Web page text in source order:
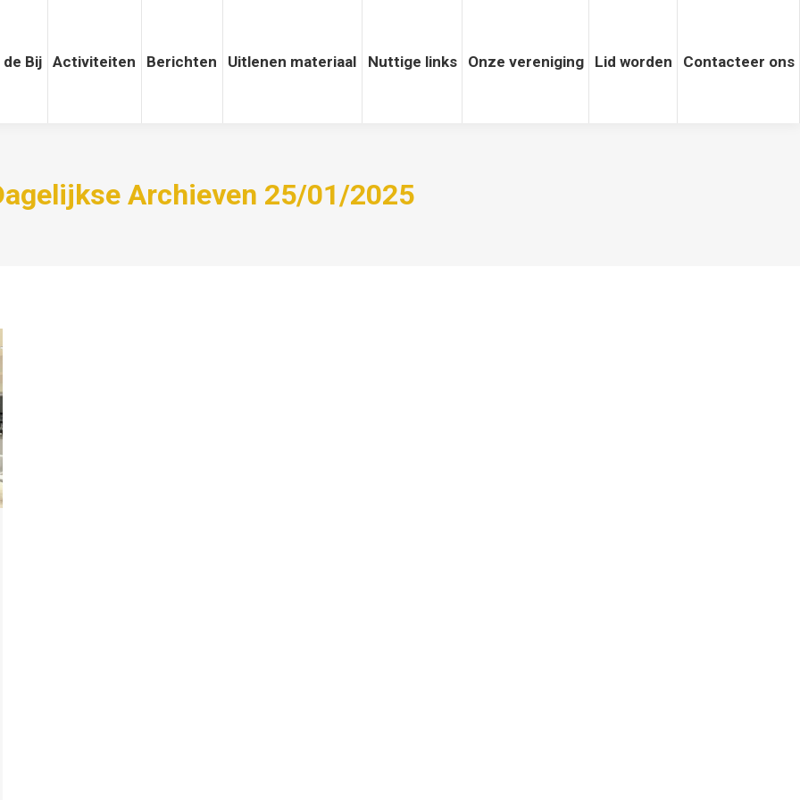
de Bij Activiteiten Berichten Uitlenen materiaal Nuttige links Onze vereniging Lid worden Contacteer ons
Archieven 25/01/2025
Activiteiten Berichten Uitlenen materiaal Nuttige links Onze vereniging Lid worden Contacteer ons